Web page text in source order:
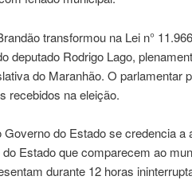
transformou na Lei n°
deputado Rodrigo Lago,
do Maranhão. O parlamentar
recebidos na eleição.
do Estado se credencia a
Estado que comparecem ao
durante 12 horas